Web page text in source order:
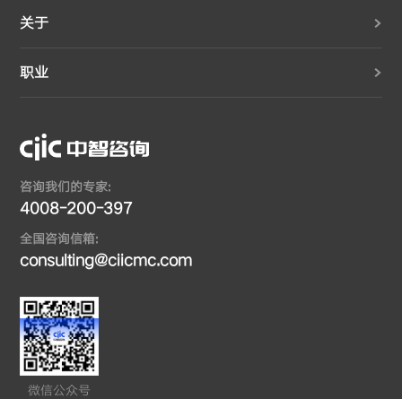
关于
职业
咨询我们的专家:
4008-200-397
全国咨询信箱:
consulting@ciicmc.com
微信公众号